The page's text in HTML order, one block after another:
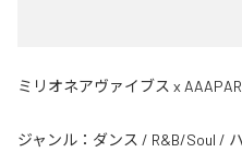
ミリオネアヴァイブス x
ジャンル： ダンス / R&B/Soul /